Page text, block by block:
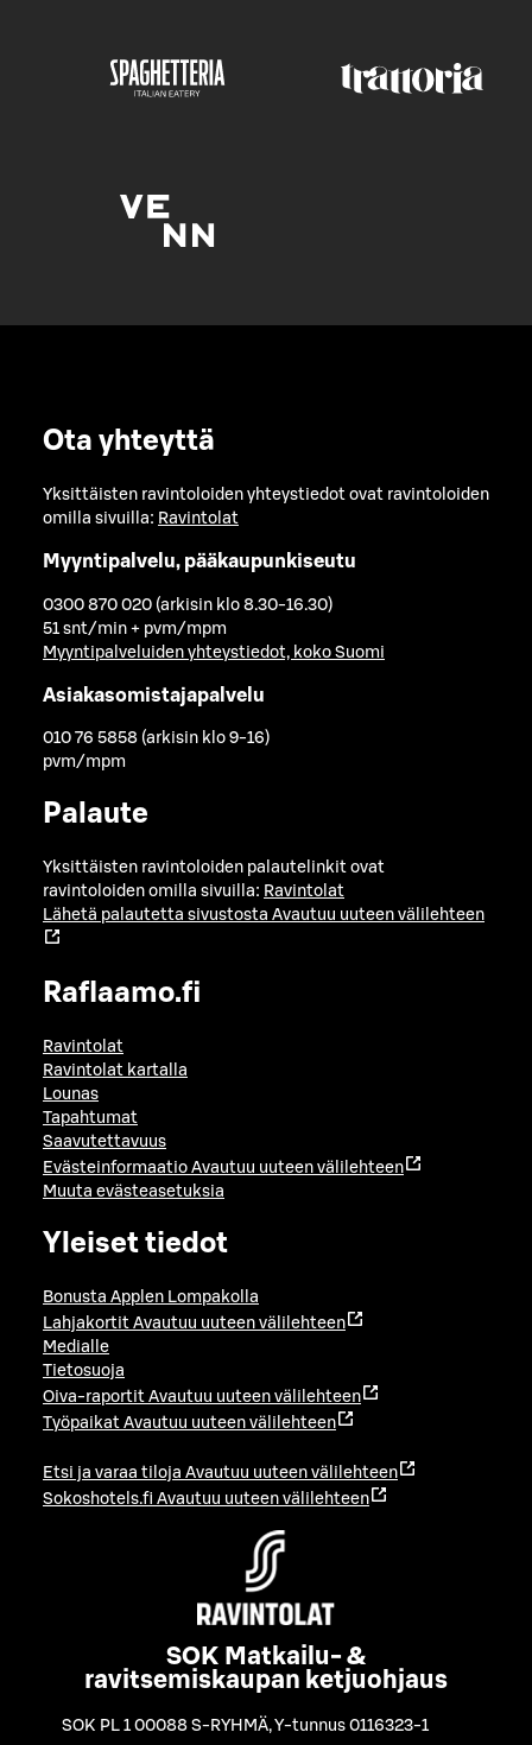
Ota yhteyttä
Yksittäisten ravintoloiden yhteystiedot ovat ravintoloiden
omilla sivuilla: Ravintolat
Myyntipalvelu, pääkaupunkiseutu
0300 870 020 (arkisin klo 8.30-16.30)
51 snt/min + pvm/mpm
Myyntipalveluiden yhteystiedot, koko Suomi
Asiakasomistajapalvelu
010 76 5858 (arkisin klo 9-16)
pvm/mpm
Palaute
Yksittäisten ravintoloiden palautelinkit ovat
ravintoloiden omilla sivuilla: Ravintolat
Lähetä palautetta sivustosta Avautuu uuteen välilehteen
Raflaamo.fi
Ravintolat
Ravintolat kartalla
Lounas
Tapahtumat
Saavutettavuus
Evästeinformaatio Avautuu uuteen välilehteen
Muuta evästeasetuksia
Yleiset tiedot
Bonusta Applen Lompakolla
Lahjakortit Avautuu uuteen välilehteen
Medialle
Tietosuoja
Oiva-raportit Avautuu uuteen välilehteen
Työpaikat Avautuu uuteen välilehteen
Etsi ja varaa tiloja Avautuu uuteen välilehteen
Sokoshotels.fi Avautuu uuteen välilehteen
SOK Matkailu- &
ravitsemiskaupan ketjuohjaus
SOK PL 1 00088 S-RYHMÄ,Y-tunnus 0116323-1